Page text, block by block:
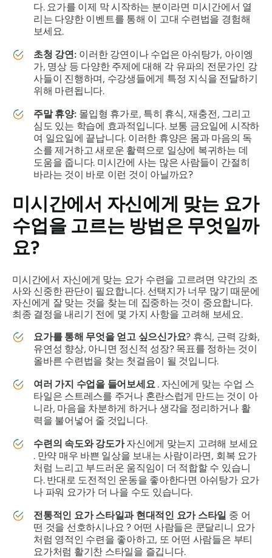
다. 요가를 이제 막 시작하는 분이라면 미시간에서 열
리는 다양한 이벤트를 통해 이 고대 수련법을 경험해
보세요.
초청 강연: 이러한 강연이나 수업은 아쉬탕가, 아이엥
가, 명상 등 다양한 주제에 대해 각 유파의 전문가인 강
사들이 진행하며, 수강생들에게 특정 지식을 전달하기
위해 마련됩니다.
주말 휴양: 몰입형 휴가로, 특히 휴식, 재충전, 그리고
심도 있는 학습에 효과적입니다. 보통 금요일에 시작하
여 일요일에 끝납니다. 이러한 휴양은 몸과 마음의 독
소를 제거하고 새로운 활력으로 일상에 복귀하는 데
도움을 줍니다. 미시간에 사는 많은 사람들이 간절히
바라는 것이 바로 이런 것이 아닐까요?
미시간에서 자신에게 맞는 요가
수업을 고르는 방법은 무엇일까
요?
미시간에서 자신에게 맞는 요가 수련을 고르려면 약간의 조
사와 신중한 판단이 필요합니다. 선택지가 너무 많기 때문에
자신에게 잘 맞는 것을 찾는 데 집중하는 것이 중요합니다.
최종 결정을 내리기 전에 몇 가지 사항을 고려해 보세요.
요가를 통해 무엇을 얻고 싶으신가요? 휴식, 근력 강화,
유연성 향상, 아니면 정신적 성장? 목표를 정하는 것이
올바른 수련법을 찾는 첫걸음이 될 것입니다.
여러 가지 수업을 들어보세요. 자신에게 맞는 수업 스
타일은 스트레스를 주거나 혼란스럽게 만드는 것이 아
니라, 마음을 차분하게 하거나 생각을 정리하거나 활
력을 불어넣어 줄 것입니다.
수련의 속도와 강도가자신에게 맞는지 고려해 보세요
. 만약 매우 바쁜 일상을 보내는 사람이라면, 회복 요가
처럼 느리고 부드러운 움직임이 더 적합할 수 있습니
다. 반대로 도전적인 운동을 좋아한다면 아쉬탕가 요가
나 파워 요가가 더 나을 수도 있습니다.
전통적인 요가 스타일과 현대적인 요가 스타일 중 어
떤 것을 선호하시나요 ? 어떤 사람들은 쿤달리니 요가
처럼 영적인 수련을 좋아하고, 또 어떤 사람들은 부티
요가처럼 활기찬 스타일을 즐깁니다.